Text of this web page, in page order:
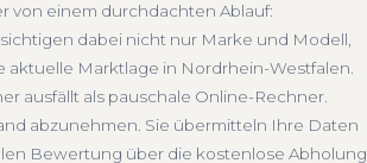
der Abholung bis zur Abmeldung. Über
von einem durchdachten Ablauf:
dabei nicht nur Marke und Modell,
Marktlage in Nordrhein-Westfalen.
ausfällt als pauschale Online-Rechner.
abzunehmen. Sie übermitteln Ihre Daten
Bewertung über die kostenlose Abholung